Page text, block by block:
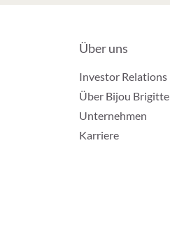
Über uns
Investor Relations
Über Bijou Brigitte
Unternehmen
Karriere